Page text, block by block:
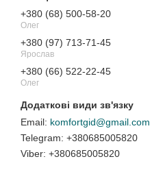
+380 (68) 500-58-20
Олег
+380 (97) 713-71-45
Ярослав
+380 (66) 522-22-45
Олег
komfortgid@gmail.com
+380685005820
+380685005820